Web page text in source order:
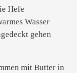
Hefe
Wasser
gehen
mit Butter in